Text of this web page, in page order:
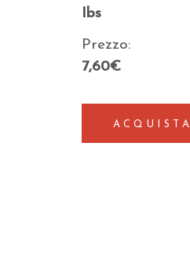
Ibs
Prezzo:
7,60€
ACQUISTA